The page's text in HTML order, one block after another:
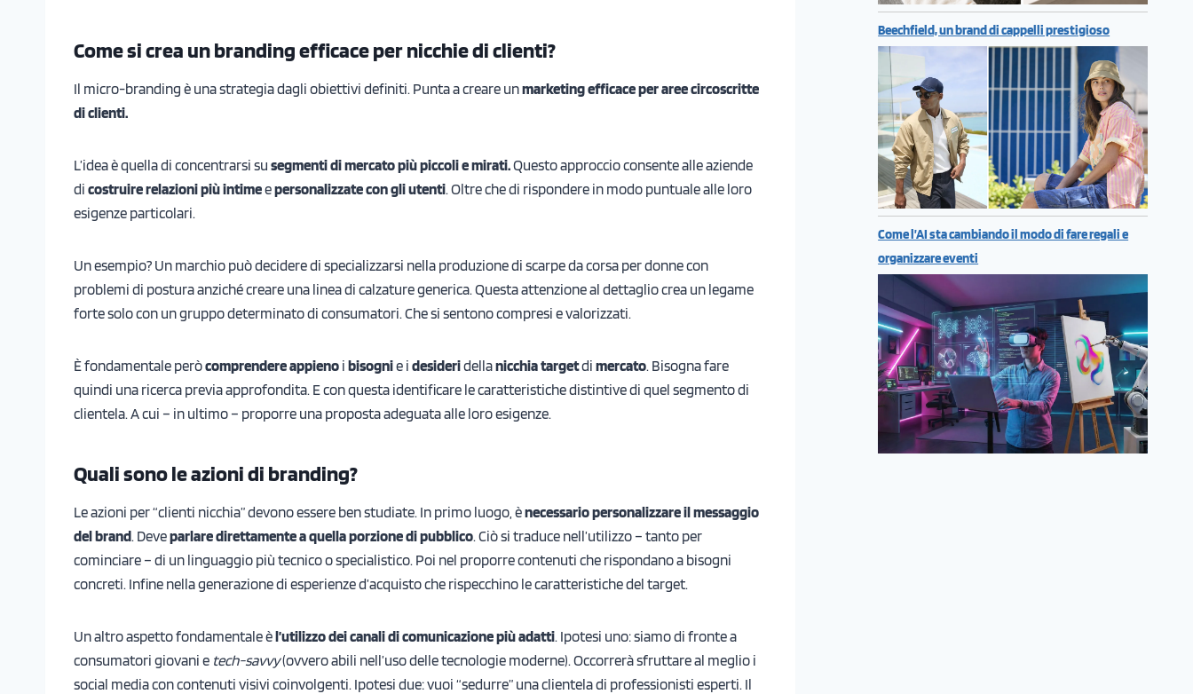
Come si crea un branding efficace per nicchie di clienti?
Il micro-branding è una strategia dagli obiettivi definiti. Punta a creare unmarketing efficace per aree circoscritte
di clienti.
L’idea è quella di concentrarsi su segmenti di mercato più piccoli e mirati.Questo approccio consente alle aziende
di costruire relazioni più intimeepersonalizzate con gli utenti. Oltre che di rispondere in modo puntuale alle loro
esigenze particolari.
Un esempio? Un marchio può decidere di specializzarsi nella produzione di scarpe da corsa per donne con
problemi di postura anziché creare una linea di calzature generica. Questa attenzione al dettaglio crea un legame
forte solo con un gruppo determinato di consumatori. Che si sentono compresi e valorizzati.
È fondamentale peròcomprendere appieno i bisognie i desideridellanicchia targetdi mercato. Bisogna fare
quindi una ricerca previa approfondita. E con questa identificare le caratteristiche distintive di quel segmento di
clientela. A cui – in ultimo – proporre una proposta adeguata alle loro esigenze.
Quali sono le azioni di branding?
Le azioni per “clienti nicchia” devono essere ben studiate. In primo luogo, ènecessario personalizzare il messaggio
del brand. Deveparlare direttamente a quella porzione di pubblico. Ciò si traduce nell’utilizzo – tanto per
cominciare – di un linguaggio più tecnico o specialistico. Poi nel proporre contenuti che rispondano a bisogni
concreti. Infine nella generazione di esperienze d’acquisto che rispecchino le caratteristiche del target.
Un altro aspetto fondamentale èl’utilizzo dei canali di comunicazione più adatti. Ipotesi uno: siamo di fronte a
consumatori giovani e tech-savvy(ovvero abili nell’uso delle tecnologie moderne). Occorrerà sfruttare al meglio i
social media con contenuti visivi coinvolgenti. Ipotesi due: vuoi “sedurre” una clientela di professionisti esperti. Il
Beechfield, un brand di cappelli prestigioso
Come l’AI sta cambiando il modo di fare regali e
organizzare eventi